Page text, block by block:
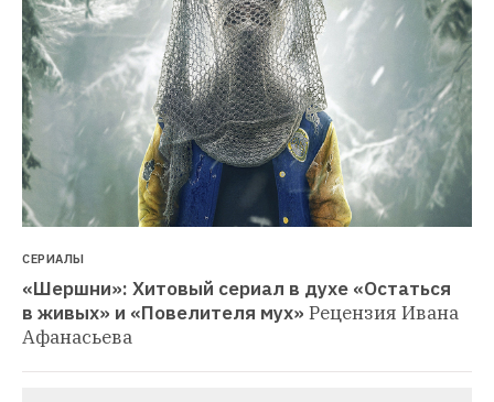
СЕРИАЛЫ
«Шершни»: Хитовый сериал в духе «Остаться
в живых» и «Повелителя мух» Рецензия Ивана
Афанасьева